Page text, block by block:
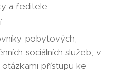
a ředitele
pobytových,
sociálních služeb, v
přístupu ke